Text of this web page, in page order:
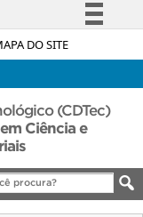
DO SITE
à informação
Canais
(CDTec)
Ciência e